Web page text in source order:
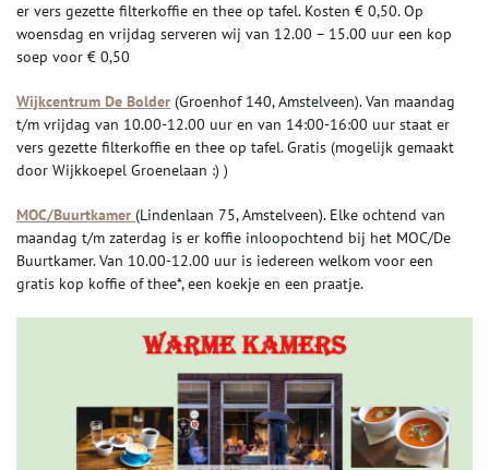
er vers gezette filterkoffie en thee op tafel. Kosten € 0,50. Op
woensdag en vrijdag serveren wij van 12.00 – 15.00 uur een kop
soep voor € 0,50
Wijkcentrum De Bolder (Groenhof 140, Amstelveen). Van maandag
t/m vrijdag van 10.00-12.00 uur en van 14:00-16:00 uur staat er
vers gezette filterkoffie en thee op tafel. Gratis (mogelijk gemaakt
door Wijkkoepel Groenelaan :) )
MOC/Buurtkamer (Lindenlaan 75, Amstelveen). Elke ochtend van
maandag t/m zaterdag is er koffie inloopochtend bij het MOC/De
Buurtkamer. Van 10.00-12.00 uur is iedereen welkom voor een
gratis kop koffie of thee*, een koekje en een praatje.